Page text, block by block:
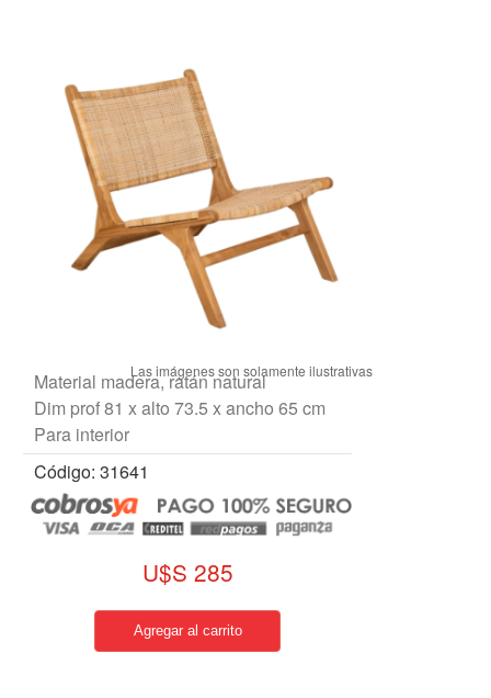
Material madera, ratán natural
Dim prof 81 x alto 73.5 x ancho 65 cm
Para interior
Código: 31641
U$S 285